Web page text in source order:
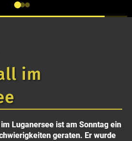
im
Luganersee ist am Sonntag ein
geraten. Er wurde